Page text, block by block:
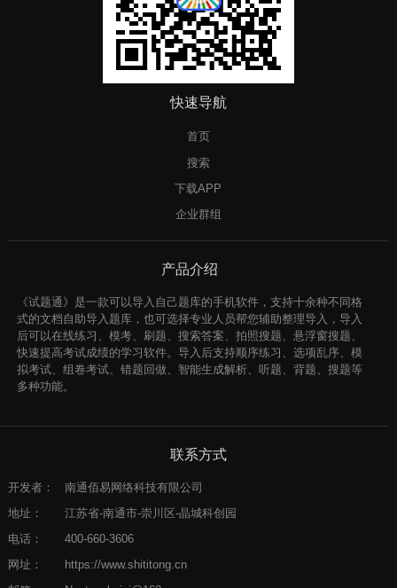
快速导航
首页
搜索
下载APP
企业群组
产品介绍
《试题通》是一款可以导入自己题库的手机软件，支持十余种不同格
式的文档自助导入题库，也可选择专业人员帮您辅助整理导入，导入
后可以在线练习、模考、刷题、搜索答案、拍照搜题、悬浮窗搜题、
快速提高考试成绩的学习软件。导入后支持顺序练习、选项乱序、模
拟考试、组卷考试、错题回做、智能生成解析、听题、背题、搜题等
多种功能。
联系方式
开发者：
南通佰易网络科技有限公司
地址：
江苏省-南通市-崇川区-晶城科创园
电话：
400-660-3606
网址：
https://www.shititong.cn